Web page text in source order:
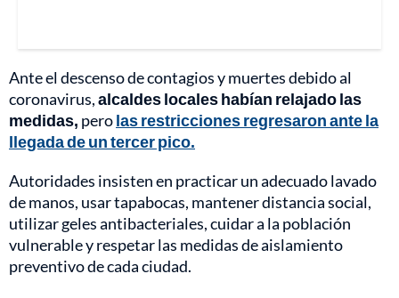
Ante el descenso de contagios y muertes debido al
coronavirus,alcaldes locales habían relajado las
medidas, perolas restricciones regresaron ante la
llegada de un tercer pico.
Autoridades insisten en practicar un adecuado lavado
de manos, usar tapabocas, mantener distancia social,
utilizar geles antibacteriales, cuidar a la población
vulnerable y respetar las medidas de aislamiento
preventivo de cada ciudad.